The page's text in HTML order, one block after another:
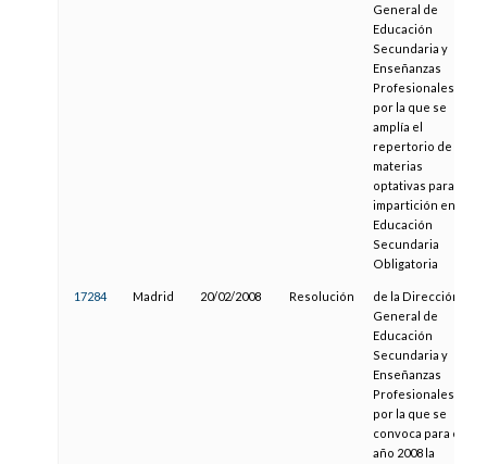
General de
Educación
Secundaria y
Enseñanzas
Profesionales,
por la que se
amplía el
repertorio de
materias
optativas para su
impartición en la
Educación
Secundaria
Obligatoria
17284 Madrid 20/02/2008 Resolución
de la Dirección
General de
Educación
Secundaria y
Enseñanzas
Profesionales,
por la que se
convoca para el
año 2008 la